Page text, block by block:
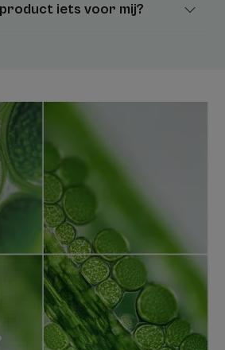
de geïrriteerde huid die rood
aanvoelt.
het gezicht, het lichaam, de
intieme zones van het hele
gestreste en beschadigde huid.
iets voor mij?